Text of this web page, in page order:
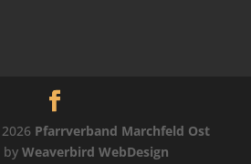
Pfarrverband Marchfeld Ost
by Weaverbird WebDesign